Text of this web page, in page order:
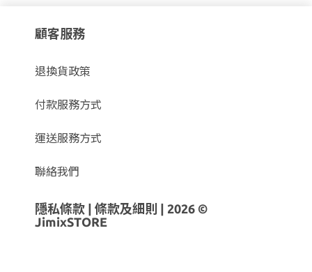
顧客服務
退換貨政策
付款服務方式
運送服務方式
聯絡我們
隱私條款 條款及細則
| 2026 ©
JimixSTORE